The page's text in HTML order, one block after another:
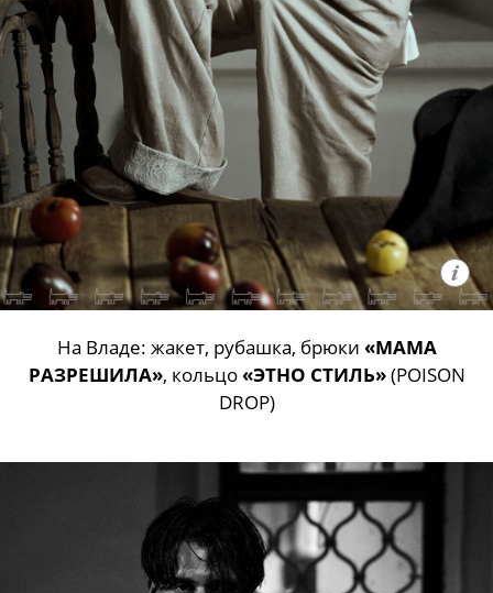
На Владе: жакет, рубашка, брюки «МАМА
РАЗРЕШИЛА», кольцо«ЭТНО СТИЛЬ»(POISON
DROP)